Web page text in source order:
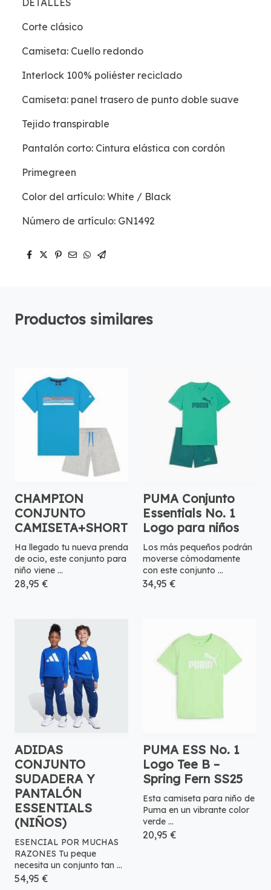
DETALLES
Corte clásico
Camiseta: Cuello redondo
Interlock 100% poliéster reciclado
Camiseta: panel trasero de punto doble suave
Tejido transpirable
Pantalón corto: Cintura elástica con cordón
Primegreen
Color del artículo: White / Black
Número de artículo: GN1492
Productos similares
CHAMPION
CONJUNTO
CAMISETA+SHORT
Ha llegado tu nueva prenda
de ocio, este conjunto para
niño viene ...
28,95 €
PUMA Conjunto
Essentials No. 1
Logo para niños
Los más pequeños podrán
moverse cómodamente
con este conjunto ...
34,95 €
ADIDAS
CONJUNTO
SUDADERA Y
PANTALÓN
ESSENTIALS
(NIÑOS)
ESENCIAL POR MUCHAS
RAZONES Tu peque
necesita un conjunto tan ...
54,95 €
PUMA ESS No. 1
Logo Tee B –
Spring Fern SS25
Esta camiseta para niño de
Puma en un vibrante color
verde ...
20,95 €